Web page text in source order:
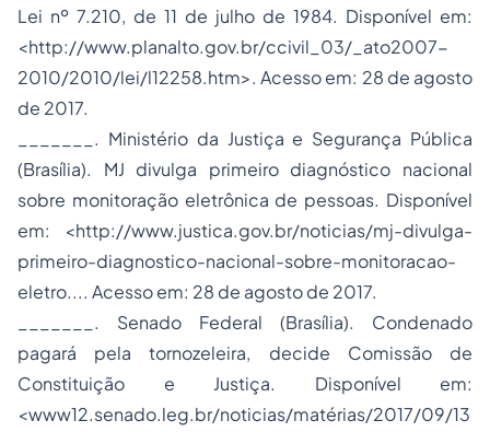
Lei nº 7.210, de 11 de julho de 1984. Disponível em:
<http://www.planalto.gov.br/ccivil_03/_ato2007-
2010/2010/lei/l12258.htm>. Acesso em: 28 de agosto
de 2017.
_______. Ministério da Justiça e Segurança Pública
(Brasília). MJ divulga primeiro diagnóstico nacional
sobre monitoração eletrônica de pessoas. Disponível
em: <http://www.justica.gov.br/noticias/mj-divulga-
primeiro-diagnostico-nacional-sobre-monitoracao-
eletro.... Acesso em: 28 de agosto de 2017.
_______. Senado Federal (Brasília). Condenado
pagará pela tornozeleira, decide Comissão de
Constituição e Justiça. Disponível em:
<www12.senado.leg.br/noticias/matérias/2017/09/13